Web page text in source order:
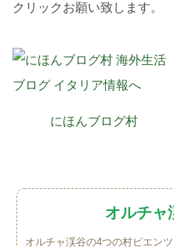
クリックお願い致します。
にほんブログ村
オルチャ
オルチャ渓谷の4つの村ピエン